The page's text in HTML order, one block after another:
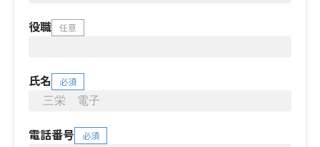
役職 任意
氏名 必須
電話番号 必須